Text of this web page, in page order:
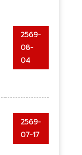
2569-
08-
04
2569-
07-17